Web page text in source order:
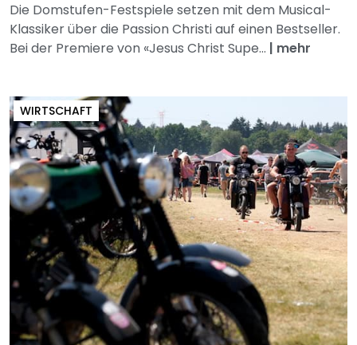
Die Domstufen-Festspiele setzen mit dem Musical-
Klassiker über die Passion Christi auf einen Bestseller.
Bei der Premiere von «Jesus Christ Supe... | mehr
WIRTSCHAFT